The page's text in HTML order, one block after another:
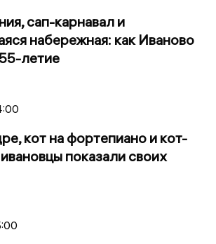
сап-карнавал и
набережная: как Иваново
летие
кот на фортепиано и кот-
показали своих